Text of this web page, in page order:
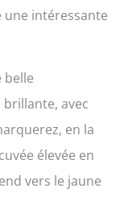
intéressante
belle
avec
en la
élevée en
vers le jaune